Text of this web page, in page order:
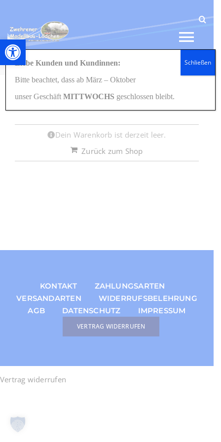
Werkzeugleiste öffnen
springen
HOME
Startseite Warenkorb
Dein Warenkorb ist derzeit leer.
Zurück zum Shop
KONTAKT
ZAHLUNGSARTEN
VERSANDARTEN
WIDERRUFSBELEHRUNG
AGB
DATENSCHUTZ IMPRESSUM
VERTRAG WIDERRUFEN
Vertrag widerrufen
Liebe Kunden und Kundinnen:
Bitte beachtet, dass ab März – Oktober
unser GeschäftMITTWOCHS geschlossen bleibt.
Schließen